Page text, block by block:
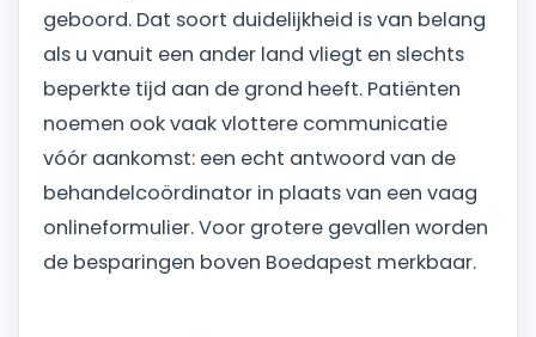
geboord. Dat soort duidelijkheid is van belang
als u vanuit een ander land vliegt en slechts
beperkte tijd aan de grond heeft. Patiënten
noemen ook vaak vlottere communicatie
vóór aankomst: een echt antwoord van de
behandelcoördinator in plaats van een vaag
onlineformulier. Voor grotere gevallen worden
de besparingen boven Boedapest merkbaar.